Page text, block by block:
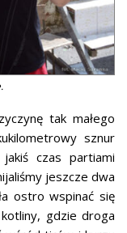
tak małego
sznur
czas partiami
jeszcze dwa
ostro wspinać się
gdzie droga